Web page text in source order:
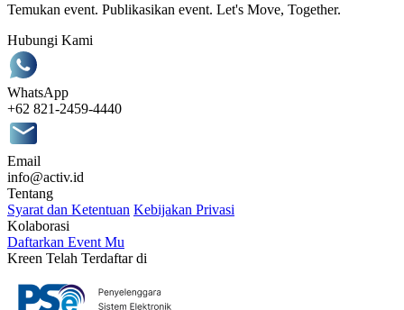
Temukan event. Publikasikan event. Let's Move, Together.
Hubungi Kami
WhatsApp
+62 821-2459-4440
Email
info@activ.id
Tentang
Syarat dan Ketentuan Kebijakan Privasi
Kolaborasi
Daftarkan Event Mu
Kreen Telah Terdaftar di